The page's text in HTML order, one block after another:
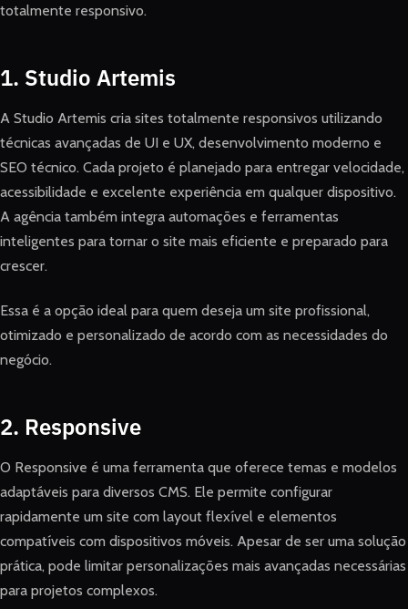
totalmente responsivo.
1. Studio Artemis
A Studio Artemis cria sites totalmente responsivos utilizando
técnicas avançadas de UI e UX, desenvolvimento moderno e
SEO técnico. Cada projeto é planejado para entregar velocidade,
acessibilidade e excelente experiência em qualquer dispositivo.
A agência também integra automações e ferramentas
inteligentes para tornar o site mais eficiente e preparado para
crescer.
Essa é a opção ideal para quem deseja um site profissional,
otimizado e personalizado de acordo com as necessidades do
negócio.
2. Responsive
O Responsive é uma ferramenta que oferece temas e modelos
adaptáveis para diversos CMS. Ele permite configurar
rapidamente um site com layout flexível e elementos
compatíveis com dispositivos móveis. Apesar de ser uma solução
prática, pode limitar personalizações mais avançadas necessárias
para projetos complexos.